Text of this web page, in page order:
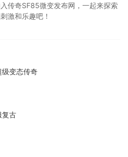
传奇SF85微变发布网，一起来探索
激和乐趣吧！
级变态传奇
复古